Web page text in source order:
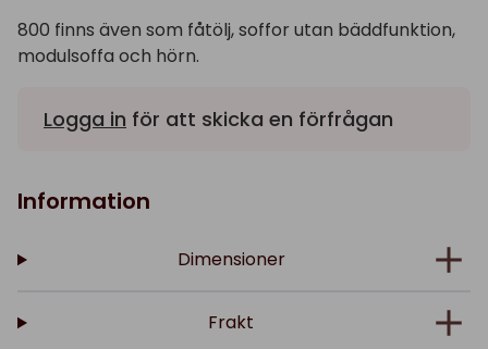
800 finns även som fåtölj, soffor utan bäddfunktion,
modulsoffa och hörn.
Logga in för att skicka en förfrågan
Information
Dimensioner
Frakt